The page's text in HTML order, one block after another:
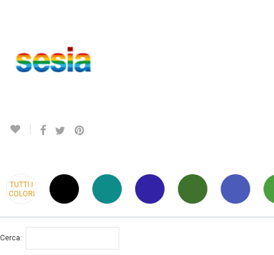
TUTTI I
COLORI
Cerca: